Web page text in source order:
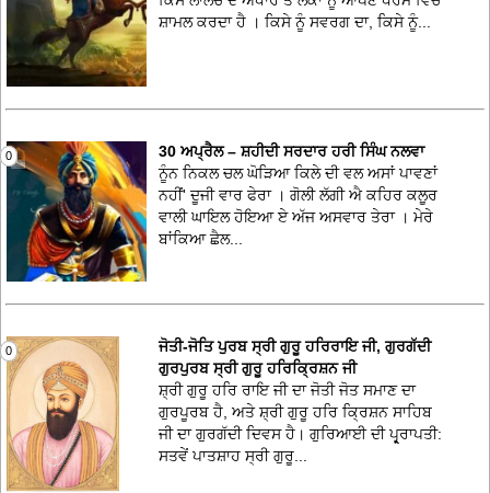
ਸ਼ਾਮਲ ਕਰਦਾ ਹੈ । ਕਿਸੇ ਨੂੰ ਸਵਰਗ ਦਾ, ਕਿਸੇ ਨੂੰ...
0
30 ਅਪ੍ਰੈਲ – ਸ਼ਹੀਦੀ ਸਰਦਾਰ ਹਰੀ ਸਿੰਘ ਨਲਵਾ
ਨੂੰਨ ਨਿਕਲ ਚਲ ਘੋੜਿਆ ਕਿਲੇ ਦੀ ਵਲ ਅਸਾਂ ਪਾਵਣਾਂ
ਨਹੀਂ' ਦੂਜੀ ਵਾਰ ਫੇਰਾ । ਗੋਲੀ ਲੱਗੀ ਐ ਕਹਿਰ ਕਲੂਰ
ਵਾਲੀ ਘਾਇਲ ਹੋਇਆ ਏ ਅੱਜ ਅਸਵਾਰ ਤੇਰਾ । ਮੇਰੇ
ਬਾਂਕਿਆ ਛੈਲ...
0
ਜੋਤੀ-ਜੋਤਿ ਪੁਰਬ ਸ੍ਰੀ ਗੁਰੂ ਹਰਿਰਾਇ ਜੀ, ਗੁਰਗੱਦੀ
ਗੁਰਪੁਰਬ ਸ੍ਰੀ ਗੁਰੂ ਹਰਿਕ੍ਰਿਸ਼ਨ ਜੀ
ਸ਼੍ਰੀ ਗੁਰੂ ਹਰਿ ਰਾਇ ਜੀ ਦਾ ਜੋਤੀ ਜੋਤ ਸਮਾਣ ਦਾ
ਗੁਰਪੂਰਬ ਹੈ, ਅਤੇ ਸ਼੍ਰੀ ਗੁਰੂ ਹਰਿ ਕ੍ਰਿਸ਼ਨ ਸਾਹਿਬ
ਜੀ ਦਾ ਗੁਰਗੱਦੀ ਦਿਵਸ ਹੈ। ਗੁਰਿਆਈ ਦੀ ਪ੍ਰ੍ਰ੍ਰਾਪਤੀ:
ਸਤਵੇਂ ਪਾਤਸ਼ਾਹ ਸ੍ਰੀ ਗੁਰੂ...